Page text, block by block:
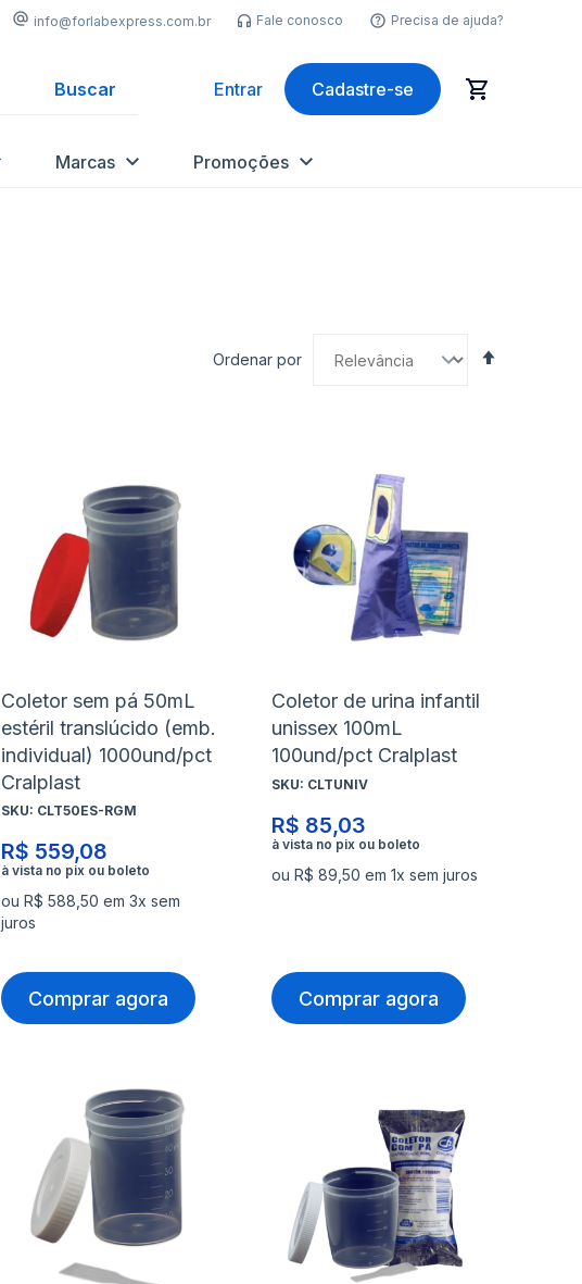
info@forlabexpress.com.br Fale conosco Precisa de ajuda?
Buscar Entrar Cadastre-se
Marcas Promoções
Ordenar por
lista
de
desejos
Adicionar
para
Comparar
Coletor sem pá 50mL
estéril translúcido (emb.
individual) 1000und/pct
Cralplast
SKU: CLT50ES-RGM
R$ 559,08
ou R$ 588,50 em 3x sem
juros
Comprar agora
Adicionar
lista
de
desejos
Adicionar
para
Comparar
Coletor de urina infantil
unissex 100mL
100und/pct Cralplast
SKU: CLTUNIV
R$ 85,03
ou R$ 89,50 em 1x sem juros
Comprar agora
Adicionar
lista
de
desejos
Adicionar
para
Comparar
Adicionar
lista
de
desejos
Adicionar
para
Comparar